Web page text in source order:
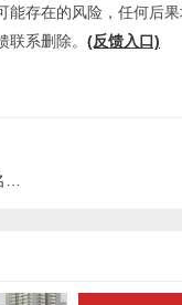
存在的风险，任何后
系删除。 (反馈入口)